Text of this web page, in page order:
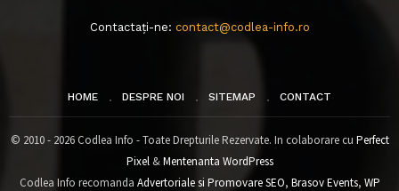
Contactați-ne: contact@codlea-info.ro
HOME DESPRE NOI SITEMAP CONTACT
© 2010 - 2026 Codlea Info - Toate Drepturile Rezervate. In colaborare cu Perfect
Pixel&Mentenanta WordPress
Codlea Info recomanda Advertoriale si Promovare SEO, Brasov Events, WP